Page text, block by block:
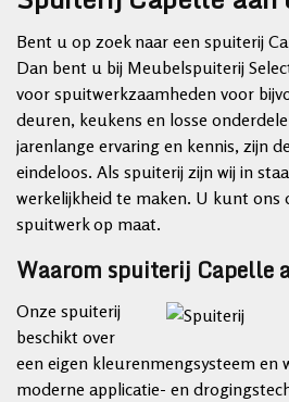
Bent u op zoek naar een spuiterij
Dan bent u bij Meubelspuiterij
voor spuitwerkzaamheden voor
deuren, keukens en losse
jarenlange ervaring en kennis, zijn
eindeloos. Als spuiterij zijn wij in
werkelijkheid te maken. U kunt ons
spuitwerk op maat.
Waarom spuiterij Capelle
Onze spuiterij
beschikt over
een eigen kleurenmengsysteem en
moderne applicatie- en